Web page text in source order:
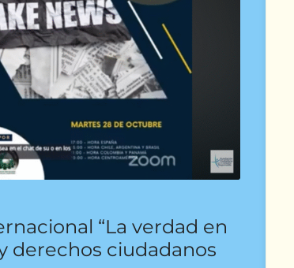
“La verdad en
derechos ciudadanos